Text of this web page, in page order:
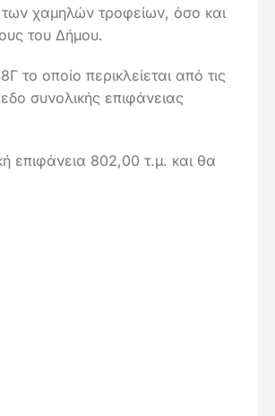
των χαμηλών τροφείων, όσο και
του Δήμου.
το οποίο περικλείεται από τις
συνολικής επιφάνειας
επιφάνεια 802,00 τ.μ. και θα